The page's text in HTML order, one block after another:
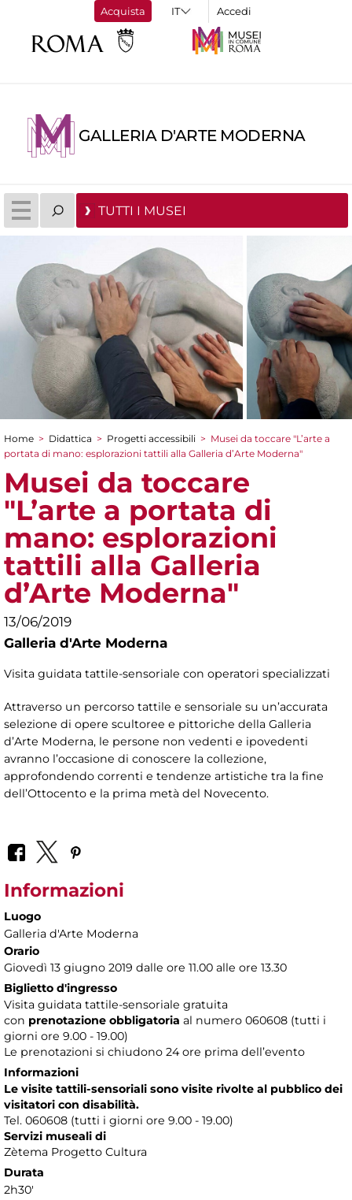
Acquista Accedi
GALLERIA D'ARTE MODERNA
TUTTI I MUSEI
Tu sei qui
Home > Didattica > Progetti accessibili > Musei da toccare "L’arte a
portata di mano: esplorazioni tattili alla Galleria d’Arte Moderna"
Musei da toccare
"L’arte a portata di
mano: esplorazioni
tattili alla Galleria
d’Arte Moderna"
13/06/2019
Galleria d'Arte Moderna
Visita guidata tattile-sensoriale con operatori specializzati
Attraverso un percorso tattile e sensoriale su un’accurata
selezione di opere scultoree e pittoriche della Galleria
d’Arte Moderna, le persone non vedenti e ipovedenti
avranno l’occasione di conoscere la collezione,
approfondendo correnti e tendenze artistiche tra la fine
dell’Ottocento e la prima metà del Novecento.
Informazioni
Luogo
Galleria d'Arte Moderna
Orario
Giovedì 13 giugno 2019 dalle ore 11.00 alle ore 13.30
Biglietto d'ingresso
Visita guidata tattile-sensoriale gratuita
con prenotazione obbligatoria al numero 060608 (tutti i
giorni ore 9.00 - 19.00)
Le prenotazioni si chiudono 24 ore prima dell’evento
Informazioni
Le visite tattili-sensoriali sono visite rivolte al pubblico dei
visitatori con disabilità.
Tel. 060608 (tutti i giorni ore 9.00 - 19.00)
Servizi museali di
Zètema Progetto Cultura
Durata
2h30'